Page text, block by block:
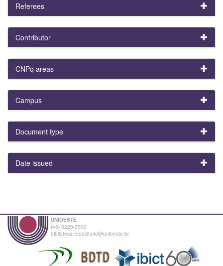
Referees
Contributor
CNPq areas
Campus
Document type
Date issued
UNIOESTE
(45) 3220-3000
biblioteca.repositorio@unioeste.br